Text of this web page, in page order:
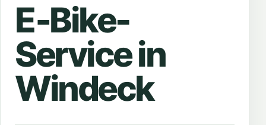
E‑Bike-
Service in
Windeck